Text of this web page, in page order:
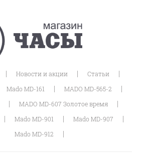
| Новости и акции | Статьи |
Mado MD-161 | MADO MD-565-2 |
| MADO MD-607 Золотое время |
| Mado MD-901 | Mado MD-907 |
Mado MD-912 |